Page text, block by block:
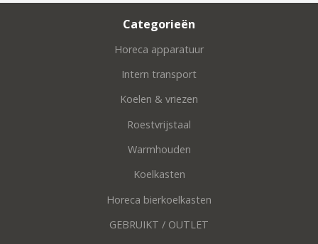
Categorieën
Horeca apparatuur
Intern transport
Koelen & vriezen
Roestvrijstaal
Warmhouden
Koelkasten
Horeca bierkoelkasten
GEBRUIKT / OUTLET